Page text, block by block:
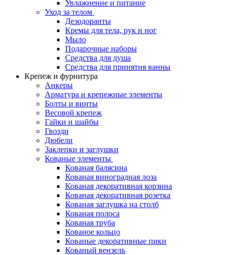
Увлажнение и питание
Уход за телом
Дезодоранты
Кремы для тела, рук и ног
Мыло
Подарочные наборы
Средства для душа
Средства для принятия ванны
Крепеж и фурнитура
Анкеры
Арматура и крепежные элементы
Болты и винты
Весовой крепеж
Гайки и шайбы
Гвозди
Дюбели
Заклепки и заглушки
Кованые элементы
Кованая балясина
Кованая виноградная лоза
Кованая декоративная корзина
Кованая декоративная розетка
Кованая заглушка на столб
Кованая полоса
Кованая труба
Кованое кольцо
Кованые декоративные пики
Кованый вензель